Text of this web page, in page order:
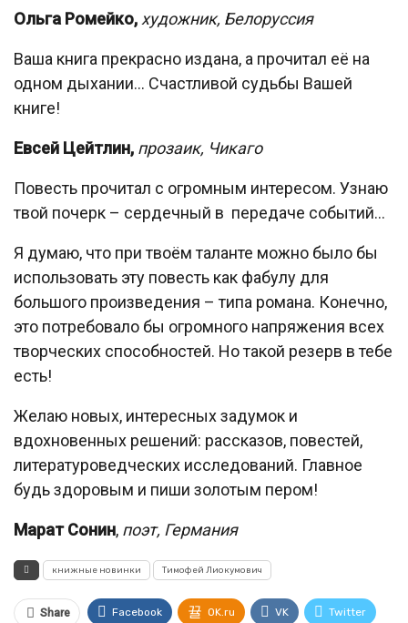
Ольга Ромейко, художник, Белоруссия
Ваша книга прекрасно издана, а прочитал её на
одном дыхании… Счастливой судьбы Вашей
книге!
Евсей Цейтлин, прозаик, Чикаго
Повесть прочитал с огромным интересом. Узнаю
твой почерк – сердечный в передаче событий…
Я думаю, что при твоём таланте можно было бы
использовать эту повесть как фабулу для
большого произведения – типа романа. Конечно,
это потребовало бы огромного напряжения всех
творческих способностей. Но такой резерв в тебе
есть!
Желаю новых, интересных задумок и
вдохновенных решений: рассказов, повестей,
литературоведческих исследований. Главное
будь здоровым и пиши золотым пером!
Марат Сонин, поэт, Германия
книжные новинки Тимофей Лиокумович
Share Facebook OK.ru VK Twitter